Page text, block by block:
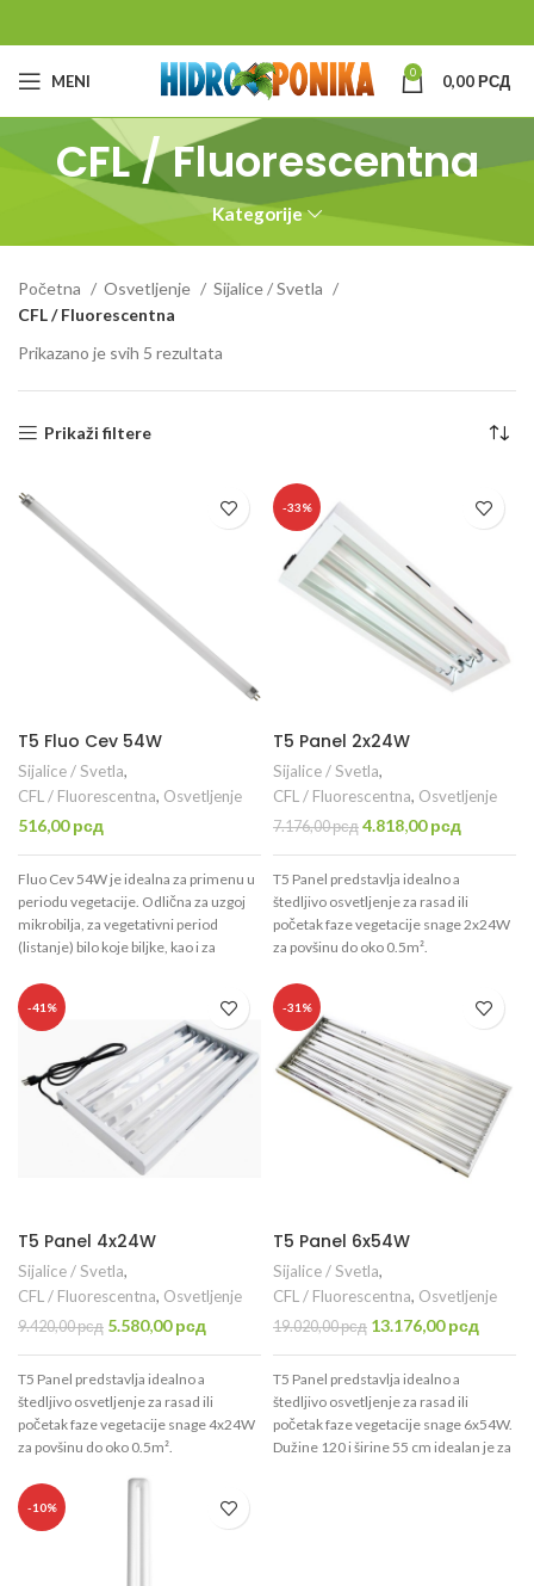
MENI 0 0,00РСД
CFL / Fluorescentna
Kategorije
Početna Osvetljenje
Sijalice / Svetla
CFL / Fluorescentna
Prikazano je svih 5 rezultata
Prikaži filtere
T5 Fluo Cev 54W
Sijalice / Svetla,
CFL / Fluorescentna, Osvetljenje
516,00рсд
Fluo Cev 54W je idealna za primenu u
periodu vegetacije. Odlična za uzgoj
mikrobilja, za vegetativni period
(listanje) bilo koje biljke, kao i za
120cm; lumeni: 4600.
-33%
T5 Panel 2x24W
Sijalice / Svetla,
CFL / Fluorescentna, Osvetljenje
7.176,00рсд Originalna
bila:
7.176,00 рсд.
4.818,00рсд
T5 Panel predstavlja idealno a
štedljivo osvetljenje za rasad ili
početak faze vegetacije snage 2x24W
za povšinu do oko 0.5m².
-41%
T5 Panel 4x24W
Sijalice / Svetla,
CFL / Fluorescentna, Osvetljenje
9.420,00рсд Originalna
bila:
9.420,00 рсд.
5.580,00рсд Trenutna
5.580,00 рсд.
T5 Panel predstavlja idealno a
štedljivo osvetljenje za rasad ili
početak faze vegetacije snage 4x24W
za povšinu do oko 0.5m².
-31%
T5 Panel 6x54W
Sijalice / Svetla,
CFL / Fluorescentna, Osvetljenje
19.020,00рсд Originalna
bila:
19.020,00 рсд.
13.176,00рсд
T5 Panel predstavlja idealno a
štedljivo osvetljenje za rasad ili
početak faze vegetacije snage 6x54W.
Dužine 120 i širine 55 cm idealan je za
-10%